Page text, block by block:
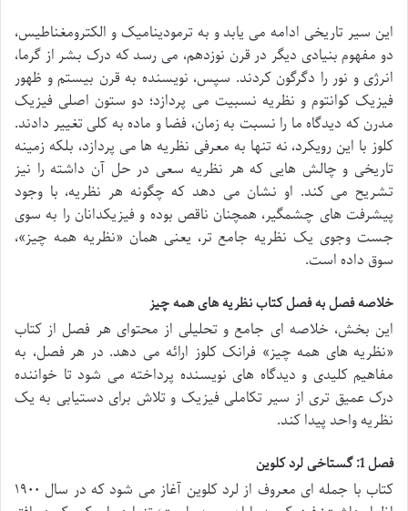
این سیر تاریخی ادامه می یابد و به ترمودینامیک و الکترومغناطیس،
دو مفهوم بنیادی دیگر در قرن نوزدهم، می رسد که درک بشر از گرما،
انرژی و نور را دگرگون کردند. سپس، نویسنده به قرن بیستم و ظهور
فیزیک کوانتوم و نظریه نسبیت می پردازد؛ دو ستون اصلی فیزیک
مدرن که دیدگاه ما را نسبت به زمان، فضا و ماده به کلی تغییر دادند.
کلوز با این رویکرد، نه تنها به معرفی نظریه ها می پردازد، بلکه زمینه
تاریخی و چالش هایی که هر نظریه سعی در حل آن داشته را نیز
تشریح می کند. او نشان می دهد که چگونه هر نظریه، با وجود
پیشرفت های چشمگیر، همچنان ناقص بوده و فیزیکدانان را به سوی
جست وجوی یک نظریه جامع تر، یعنی همان «نظریه همه چیز»،
سوق داده است.
خلاصه فصل به فصل کتاب نظریه های همه چیز
این بخش، خلاصه ای جامع و تحلیلی از محتوای هر فصل از کتاب
«نظریه های همه چیز» فرانک کلوز ارائه می دهد. در هر فصل، به
مفاهیم کلیدی و دیدگاه های نویسنده پرداخته می شود تا خواننده
درک عمیق تری از سیر تکاملی فیزیک و تلاش برای دستیابی به یک
نظریه واحد پیدا کند.
فصل 1: گستاخی لرد کلوین
کتاب با جمله ای معروف از لرد کلوین آغاز می شود که در سال ۱۹۰۰